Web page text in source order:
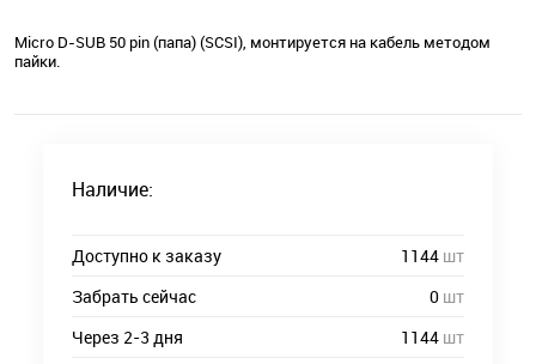
Micro D-SUB 50 pin (папа) (SCSI), монтируется на кабель методом
пайки.
Наличие:
Доступно к заказу 1144 шт
Забрать сейчас
0 шт
Через 2-3 дня
1144 шт